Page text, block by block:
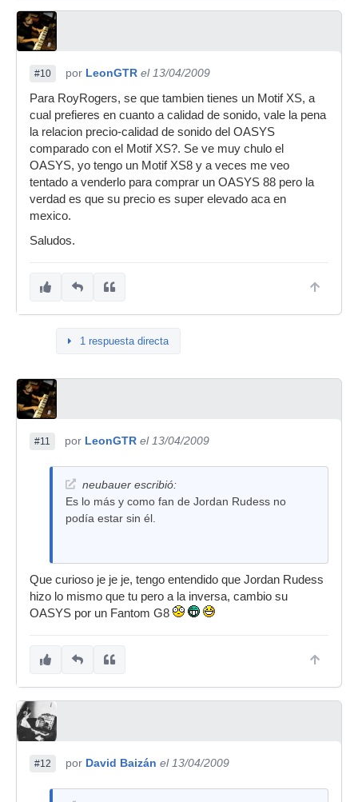
#10 por LeonGTR el 13/04/2009
Para RoyRogers, se que tambien tienes un Motif XS, a
cual prefieres en cuanto a calidad de sonido, vale la pena
la relacion precio-calidad de sonido del OASYS
comparado con el Motif XS?. Se ve muy chulo el
OASYS, yo tengo un Motif XS8 y a veces me veo
tentado a venderlo para comprar un OASYS 88 pero la
verdad es que su precio es super elevado aca en
mexico.
Saludos.
1 respuesta directa
#11 por LeonGTR el 13/04/2009
neubauer escribió:
Es lo más y como fan de Jordan Rudess no
podía estar sin él.
Que curioso je je je, tengo entendido que Jordan Rudess
hizo lo mismo que tu pero a la inversa, cambio su
OASYS por un Fantom G8
#12 por David Baizán el 13/04/2009